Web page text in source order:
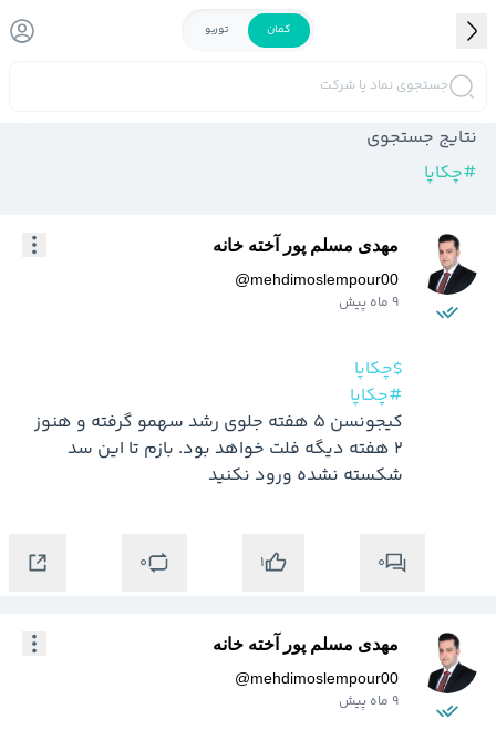
کمان توربو
جستجوی نماد یا شرکت
نتایج جستجوی
#چکاپا
مهدی مسلم پور آخته خانه
@mehdimoslempour00
9 ماه پیش
$چکاپا
#چکاپا
شکسته نشده ورود نکنید
0
1
0
مهدی مسلم پور آخته خانه
@mehdimoslempour00
9 ماه پیش